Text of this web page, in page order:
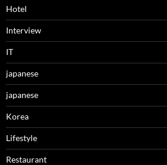
Hotel
Interview
IT
japanese
japanese
Korea
Lifestyle
Restaurant